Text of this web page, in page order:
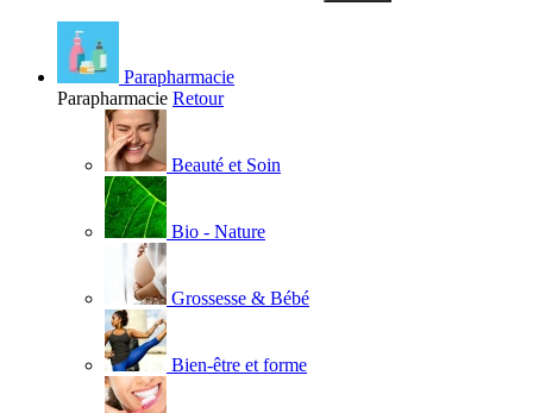
Parapharmacie
Parapharmacie Retour
Beauté et Soin
Bio - Nature
Grossesse & Bébé
Bien-être et forme